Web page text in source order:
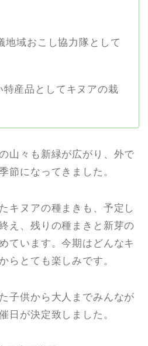
地域おこし協力隊として
産品としてキヌアの栽
山々も新緑が広がり、外で
節になってきました。
キヌアの種まきも、予定し
え、残りの種まきと新芽の
ています。今期はどんなキ
らとても楽しみです。
子供から大人までみんなが
日が決定致しました。